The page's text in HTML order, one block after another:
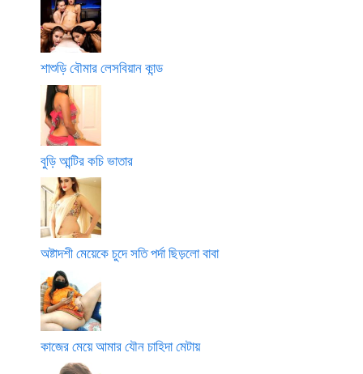
শাশুড়ি বৌমার লেসবিয়ান কান্ড
বুড়ি আন্টির কচি ভাতার
অষ্টাদশী মেয়েকে চুদে সতি পর্দা ছিড়লো বাবা
কাজের মেয়ে আমার যৌন চাহিদা মেটায়